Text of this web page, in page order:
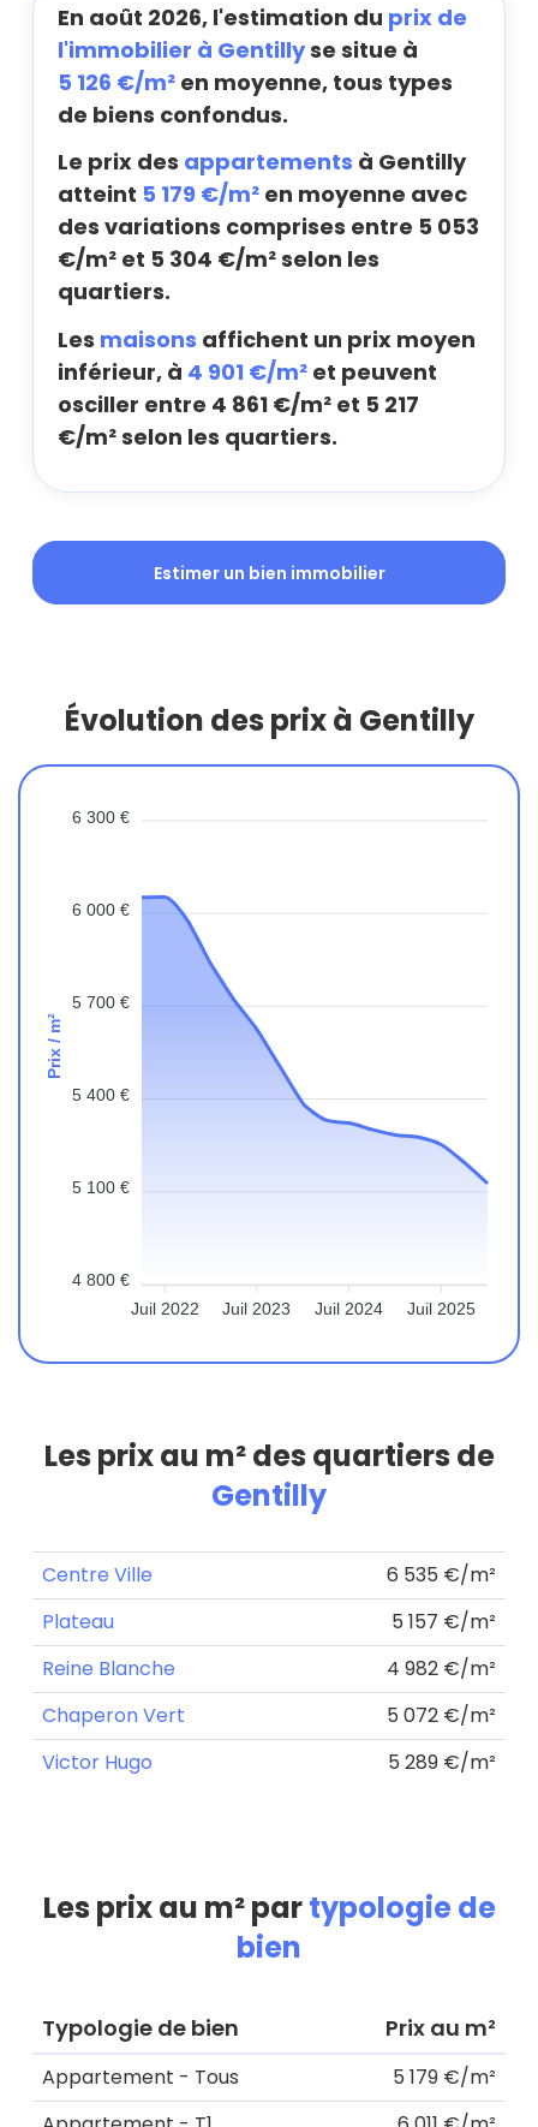
En août 2026, l'estimation du prix de
l'immobilier à Gentillyse situe à
5 126 €/m² en moyenne, tous types
de biens confondus.
Le prix des appartements à Gentilly
atteint 5 179 €/m² en moyenne avec
des variations comprises entre 5 053
€/m² et 5 304 €/m² selon les
quartiers.
Les maisons affichent un prix moyen
inférieur, à 4 901 €/m² et peuvent
osciller entre 4 861 €/m² et 5 217
€/m² selon les quartiers.
Estimer un bien immobilier
Évolution des prix à Gentilly
6 300 €
6 000 €
5 700 €
5 400 €
5 100 €
4 800 €
Prix / m²
Juil 2022 Juil 2023 Juil 2024 Juil 2025
Les prix au m² des quartiers de
Gentilly
Centre Ville
6 535 €/m²
Plateau
5 157 €/m²
Reine Blanche
4 982 €/m²
Chaperon Vert
5 072 €/m²
Victor Hugo
5 289 €/m²
Les prix au m² partypologie de
bien
Typologie de bien Prix au m²
Appartement - Tous
5 179 €/m²